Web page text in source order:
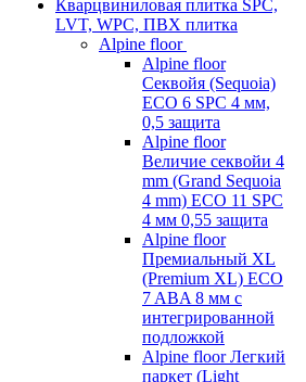
Кварцвиниловая плитка SPC,
LVT, WPC, ПВХ плитка
Alpine floor
Alpine floor
Секвойя (Sequoia)
ECO 6 SPC 4 мм,
0,5 защита
Alpine floor
Величие секвойи 4
mm (Grand Sequoia
4 mm) ECO 11 SPC
4 мм 0,55 защита
Alpine floor
Премиальный XL
(Premium XL) ECO
7 ABA 8 мм с
интегрированной
подложкой
Alpine floor Легкий
паркет (Light